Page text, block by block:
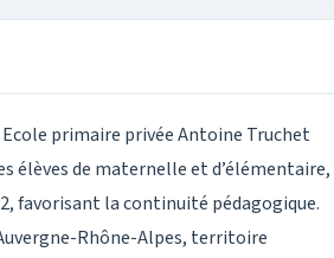
primaire privée Antoine Truchet
élèves de maternelle et d’élémentaire,
favorisant la continuité pédagogique.
Rhône-Alpes, territoire